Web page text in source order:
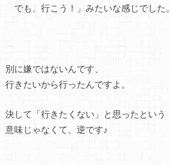
でも、行こう！」みたいな感じでした。
別に嫌ではないんです、
行きたいから行ったんですよ。
決して「行きたくない」と思ったという
意味じゃなくて、逆です♪